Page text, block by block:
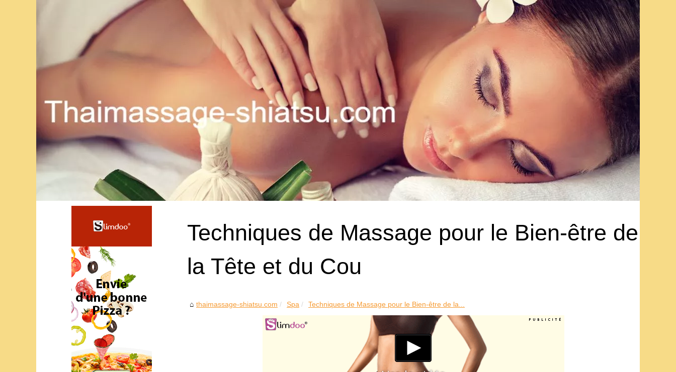
Techniques de Massage pour le Bien-être de
la Tête et du Cou
thaimassage-shiatsu.com Spa Techniques de Massage pour le Bien-être de la...